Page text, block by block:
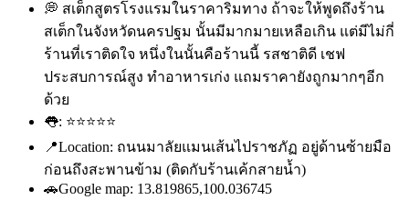
💭 สเต็กสูตรโรงแรมในราคาริมทาง ถ้าจะให้พูดถึงร้าน
สเต็กในจังหวัดนครปฐม นั้นมีมากมายเหลือเกิน แต่มีไม่กี่
ร้านที่เราติดใจ หนึ่งในนั้นคือร้านนี้ รสชาติดี เชฟ
ประสบการณ์สูง ทำอาหารเก่ง แถมราคายังถูกมากๆอีก
ด้วย
👅: ⭐⭐⭐⭐⭐
📍Location: ถนนมาลัยแมนเส้นไปราชภัฏ อยู่ด้านซ้ายมือ
ก่อนถึงสะพานข้าม (ติดกับร้านเค้กสายน้ำ)
🚗Google map: 13.819865,100.036745